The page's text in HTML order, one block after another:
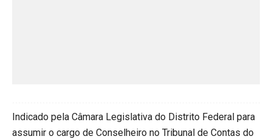
Indicado pela Câmara Legislativa do Distrito Federal para
assumir o cargo de Conselheiro no Tribunal de Contas do